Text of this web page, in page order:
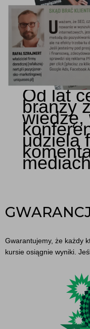
Od lat
branży
wiedzę,
udziela
Gwarantujemy, że każdy
kursie osiągnie wyniki.